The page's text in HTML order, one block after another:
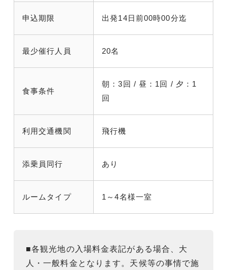
申込期限 出発14日前00時00分迄
最少催行人員 20名
食事条件
朝：3回 / 昼：1回 / 夕：1
回
利用交通機関 飛行機
添乗員同行 あり
ルームタイプ 1～4名様一室
■各観光地の入場料金表記がある場合、大
人・一般料金となります。天候等の事情で施